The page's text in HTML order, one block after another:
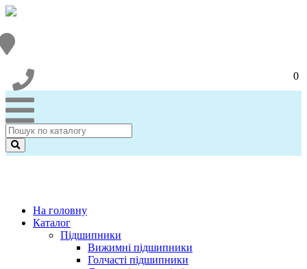
0
На головну
Каталог
Підшипники
Вижимні підшипники
Голчасті підшипники